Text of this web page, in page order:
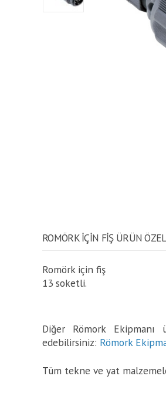
ROMÖRK IÇIN FIŞ ÜRÜN
Romörk için fiş
13 soketli.
Diğer Römork
edebilirsiniz: Römork
Tüm tekne ve yat